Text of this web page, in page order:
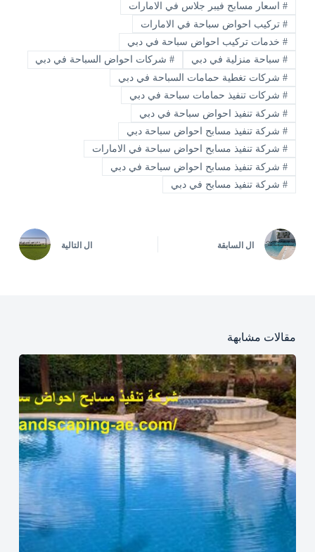
#اسعار مسابح فيبر جلاس في الامارات
#تركيب احواض سباحة في الامارات
#خدمات تركيب احواض سباحة في دبي
#سباحة منزلية في دبي #شركات احواض السباحة في دبي
#شركات تغطية حمامات السباحة في دبي
#شركات تنفيذ حمامات سباحة في دبي
#شركة تنفيذ احواض سباحة في دبي
#شركة تنفيذ مسابح احواض سباحة دبي
#شركة تنفيذ مسابح احواض سباحة في الامارات
#شركة تنفيذ مسابح احواض سباحة في دبي
#شركة تنفيذ مسابح في دبي
ال السابقة ال التالية
مقالات مشابهة